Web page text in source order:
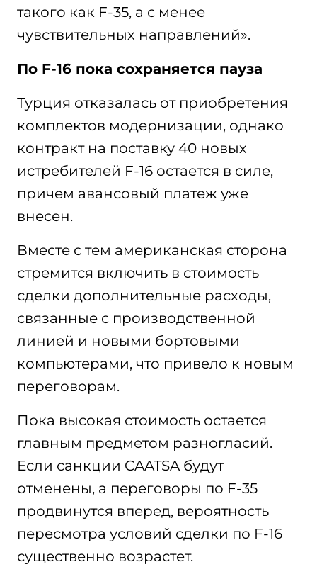
такого как F-35, а с менее
чувствительных направлений».
По F-16 пока сохраняется пауза
Турция отказалась от приобретения
комплектов модернизации, однако
контракт на поставку 40 новых
истребителей F-16 остается в силе,
причем авансовый платеж уже
внесен.
Вместе с тем американская сторона
стремится включить в стоимость
сделки дополнительные расходы,
связанные с производственной
линией и новыми бортовыми
компьютерами, что привело к новым
переговорам.
Пока высокая стоимость остается
главным предметом разногласий.
Если санкции CAATSA будут
отменены, а переговоры по F-35
продвинутся вперед, вероятность
пересмотра условий сделки по F-16
существенно возрастет.